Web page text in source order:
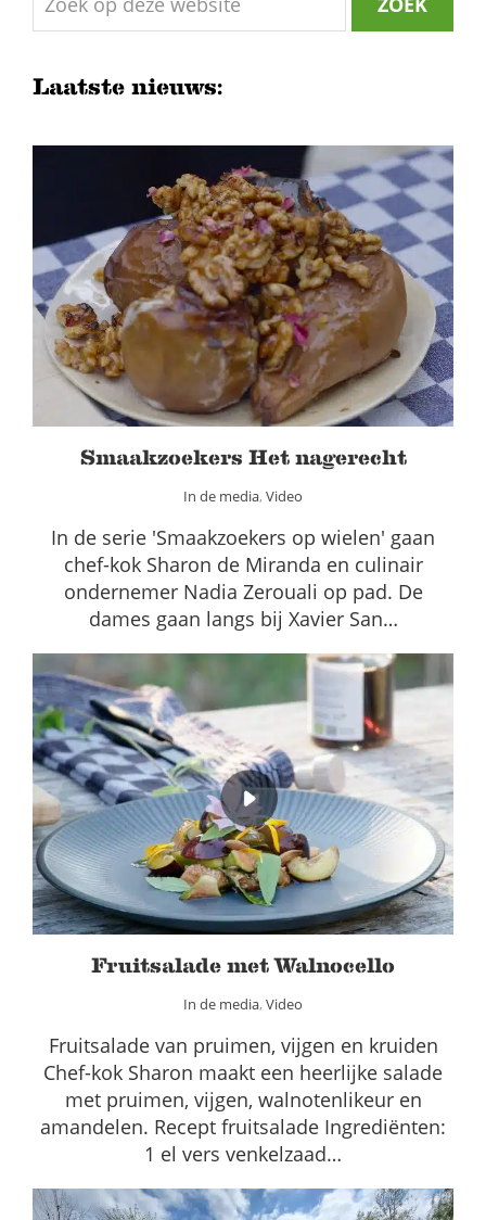
op
Laatste nieuws:
Smaakzoekers Het nagerecht
In de media Video
Smaakzoekers Het nagerecht
In de media, Video
In de serie 'Smaakzoekers op wielen' gaan
chef-kok Sharon de Miranda en culinair
ondernemer Nadia Zerouali op pad. De
dames gaan langs bij Xavier San…
Fruitsalade met Walnocello
In de media Video
Fruitsalade met Walnocello
In de media, Video
Fruitsalade van pruimen, vijgen en kruiden
Chef-kok Sharon maakt een heerlijke salade
met pruimen, vijgen, walnotenlikeur en
amandelen. Recept fruitsalade Ingrediënten:
1 el vers venkelzaad…